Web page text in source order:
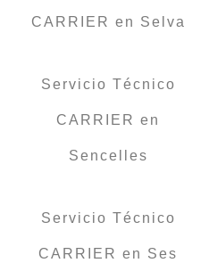
CARRIER en Selva
Servicio Técnico
CARRIER en
Sencelles
Servicio Técnico
CARRIER en Ses